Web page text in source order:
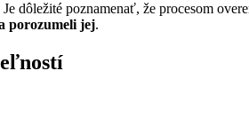
dôležité poznamenať, že procesom
porozumeli jej.